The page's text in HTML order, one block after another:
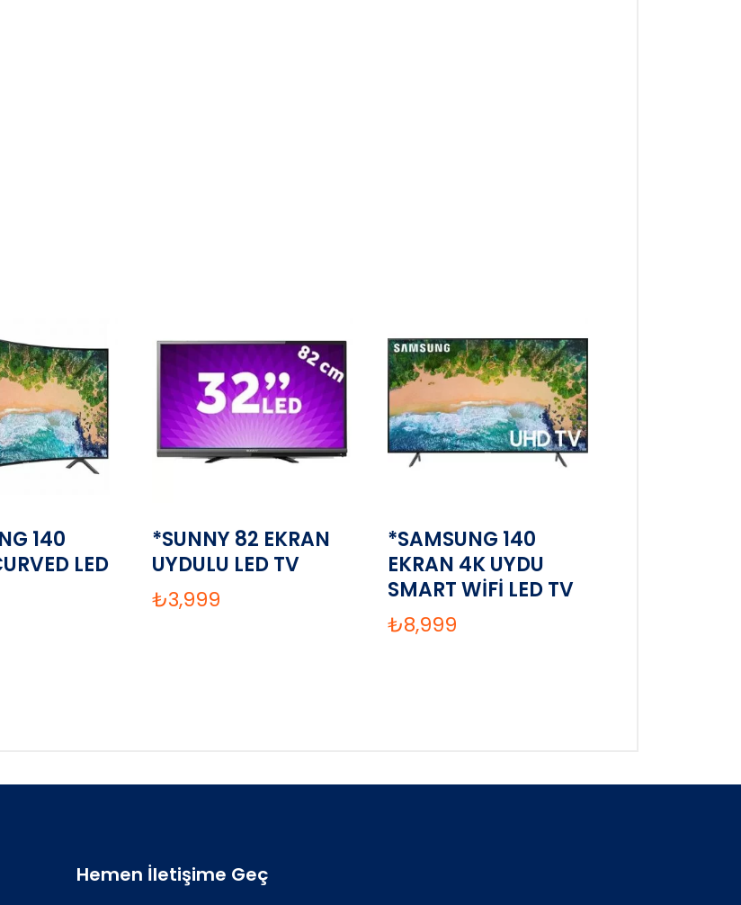
140
LED
*SUNNY 82 EKRAN
UYDULU LED TV
₺3,999
*SAMSUNG 140
EKRAN 4K UYDU
SMART WİFİ LED TV
₺8,999
Hemen İletişime Geç